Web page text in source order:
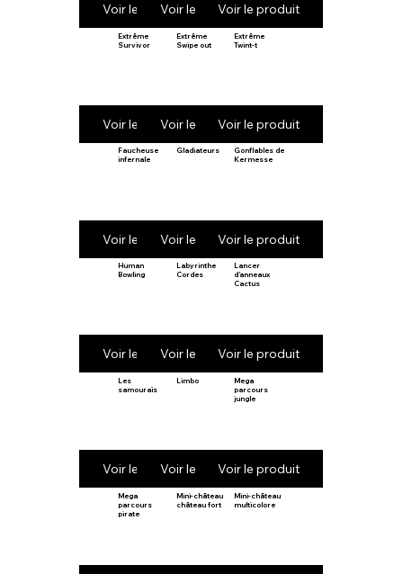
Voir le produitVoir le produitVoir le produit
Extrême
Survivor
Voir le produit
Extrême
Swipe out
Voir le produit
Extrême
Twint-t
Voir le produit
Faucheuse
infernale
Voir le produit
Gladiateurs
Voir le produit
Gonflables de
Kermesse
Voir le produit
Human
Bowling
Voir le produit
Labyrinthe
Cordes
Voir le produit
Lancer
d’anneaux
Cactus
Voir le produit
Les
samouraïs
Voir le produit
Limbo
Voir le produit
Mega
parcours
jungle
Voir le produit
Mega
parcours
pirate
Mini-château
château fort
Mini-château
multicolore